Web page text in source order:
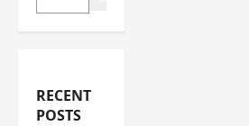
RECENT
POSTS